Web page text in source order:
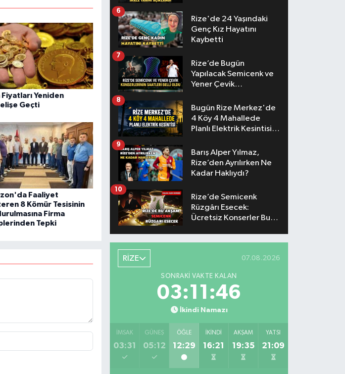
Fiyatları Yeniden
Geçti
Faaliyet
8 Kömür Tesisinin
Firma
Tepki
Rize'de 24 Yaşındaki
Genç Kız Hayatını
Kaybetti
6
Rize’de Bugün
Yapılacak Semicenk ve
Yener Çevik
Belli Oldu
7
Bugün Rize Merkez'de
4 Köy 4 Mahallede
Planlı Elektrik Kesintisi
8
Barış Alper Yılmaz,
Rize’den Ayrılırken Ne
Kadar Haklıydı?
9
Rize’de Semicenk
Rüzgârı Esecek:
Ücretsiz Konserler Bu
10
RİZE 07.08.2026
SONRAKI VAKTE KALAN
03:11:45
İkindi Namazı
İMSAK
03:31
GÜNEŞ
05:12
ÖĞLE
12:29
İKINDI
16:21
AKŞAM
19:35
YATSI
21:09